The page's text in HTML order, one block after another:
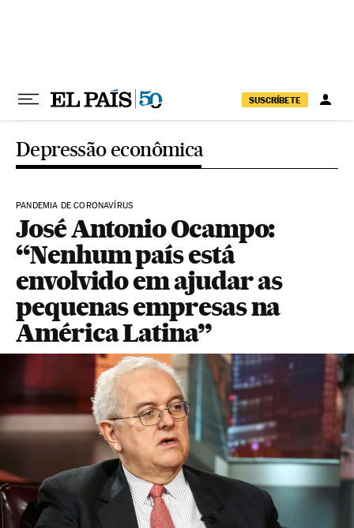
SUSCRÍBETE
Depressão econômica
PANDEMIA DE CORONAVÍRUS
José Antonio Ocampo:
“Nenhum país está
envolvido em ajudar as
pequenas empresas na
América Latina”